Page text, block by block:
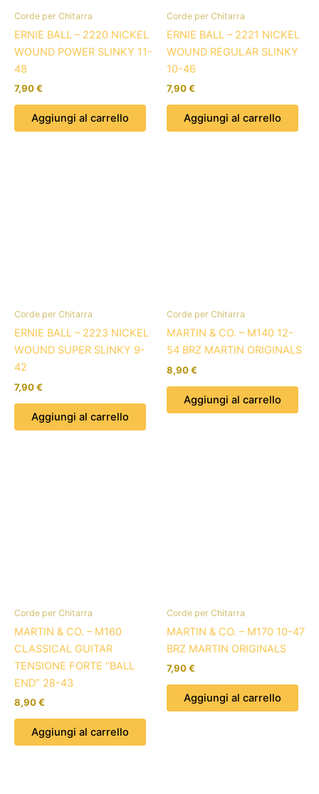
Corde per Chitarra
ERNIE BALL – 2220 NICKEL
WOUND POWER SLINKY 11-
48
7,90€
Aggiungi al carrello
Corde per Chitarra
ERNIE BALL – 2221 NICKEL
WOUND REGULAR SLINKY
10-46
7,90€
Aggiungi al carrello
Corde per Chitarra
ERNIE BALL – 2223 NICKEL
WOUND SUPER SLINKY 9-
42
7,90€
Aggiungi al carrello
Corde per Chitarra
MARTIN & CO. – M140 12-
54 BRZ MARTIN ORIGINALS
8,90€
Aggiungi al carrello
Corde per Chitarra
MARTIN & CO. – M160
CLASSICAL GUITAR
TENSIONE FORTE “BALL
END” 28-43
8,90€
Aggiungi al carrello
Corde per Chitarra
MARTIN & CO. – M170 10-47
BRZ MARTIN ORIGINALS
7,90€
Aggiungi al carrello